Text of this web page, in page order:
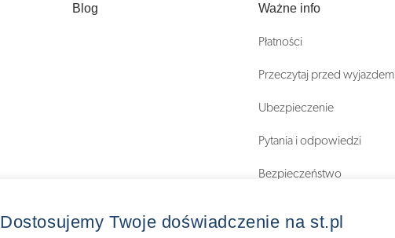
Blog Ważne info
Płatności
Przeczytaj przed wyjazdem
Ubezpieczenie
Pytania i odpowiedzi
Bezpieczeństwo
Dostosujemy Twoje doświadczenie na st.pl